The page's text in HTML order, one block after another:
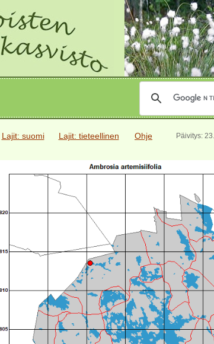
Lajit: suomi Lajit: tieteellinen Ohje Päivitys: